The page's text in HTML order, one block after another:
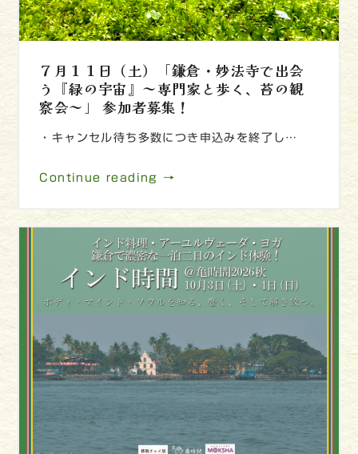
７月１１日（土）「鎌倉・妙法寺で出会
う『緑の宇宙』～専門家と歩く、苔の観
察会～」 参加者募集！
・キャンセル待ち多数につき申込みを終了し…
Continue reading →